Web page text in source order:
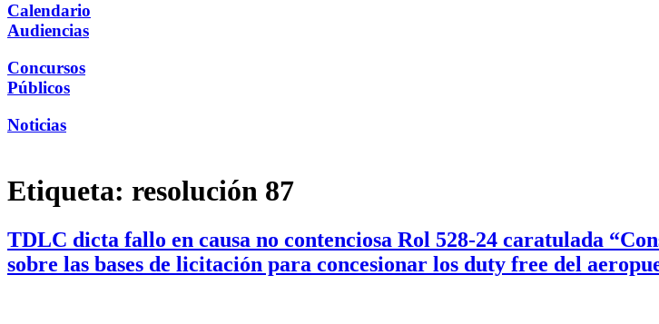
Calendario
Audiencias
Concursos
Públicos
Noticias
Etiqueta: resolución 87
TDLC dicta fallo en causa no contenciosa Rol 528-24 caratulada
sobre las bases de licitación para concesionar los duty free del